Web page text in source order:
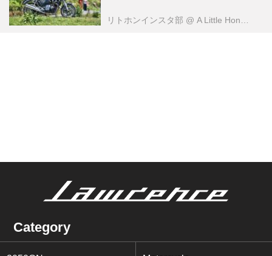
リトホンインスタ部 @ A Little Honda （ア・リトル・ホンダ）編集部
Category